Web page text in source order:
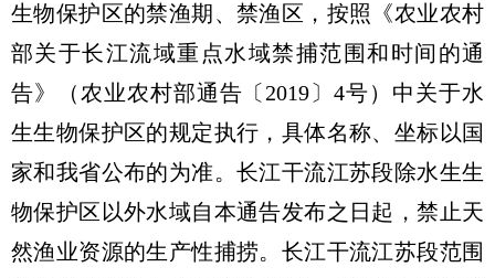
生物保护区的禁渔期、禁渔区，按照《农业农村
部关于长江流域重点水域禁捕范围和时间的通
告》（农业农村部通告〔2019〕4号）中关于水
生生物保护区的规定执行，具体名称、坐标以国
家和我省公布的为准。长江干流江苏段除水生生
物保护区以外水域自本通告发布之日起，禁止天
然渔业资源的生产性捕捞。长江干流江苏段范围